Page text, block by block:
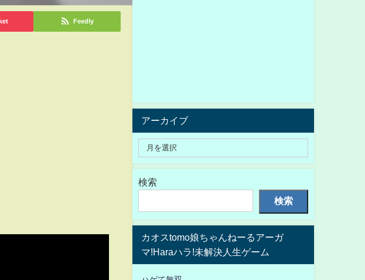
Feedly
アーカイブ
検索
検索
カオスtomo娘ちゃんねーるアーガ
マ!Haraハラ!未解決人生ゲーム